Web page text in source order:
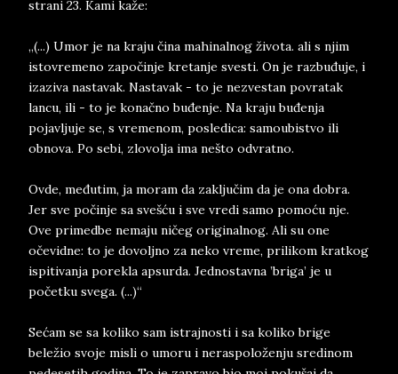
strani 23. Kami kaže:
„(...) Umor je na kraju čina mahinalnog života. ali s njim
istovremeno započinje kretanje svesti. On je razbuđuje, i
izaziva nastavak. Nastavak - to je nezvestan povratak
lancu, ili - to je konačno buđenje. Na kraju buđenja
pojavljuje se, s vremenom, posledica: samoubistvo ili
obnova. Po sebi, zlovolja ima nešto odvratno.
Ovde, međutim, ja moram da zaključim da je ona dobra.
Jer sve počinje sa svešću i sve vredi samo pomoću nje.
Ove primedbe nemaju ničeg originalnog. Ali su one
očevidne: to je dovoljno za neko vreme, prilikom kratkog
ispitivanja porekla apsurda. Jednostavna ’briga’ je u
početku svega. (...)“
Sećam se sa koliko sam istrajnosti i sa koliko brige
beležio svoje misli o umoru i neraspoloženju sredinom